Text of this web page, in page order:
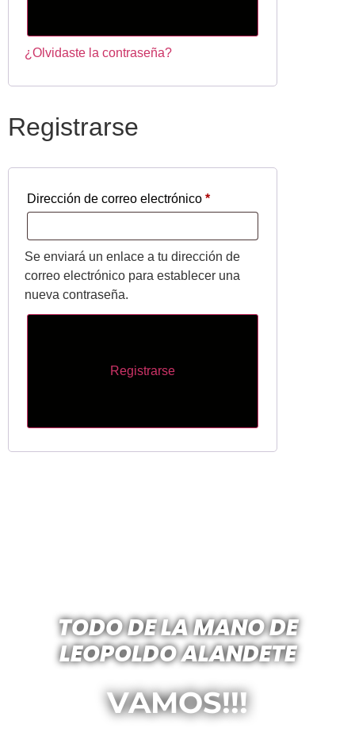
¿Olvidaste la contraseña?
Registrarse
Dirección de correo electrónico *
Se enviará un enlace a tu dirección de
correo electrónico para establecer una
nueva contraseña.
Registrarse
TODO DE LA MANO DE
LEOPOLDO ALANDETE
VAMOS!!!